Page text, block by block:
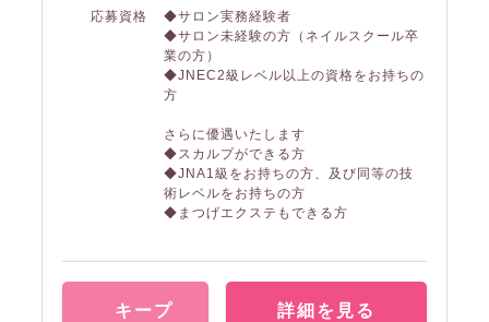
応募資格
◆サロン実務経験者
◆サロン未経験の方（ネイルスクール卒
業の方）
◆JNEC2級レベル以上の資格をお持ちの
方
さらに優遇いたします
◆スカルプができる方
◆JNA1級をお持ちの方、及び同等の技
術レベルをお持ちの方
◆まつげエクステもできる方
キープ 詳細を見る